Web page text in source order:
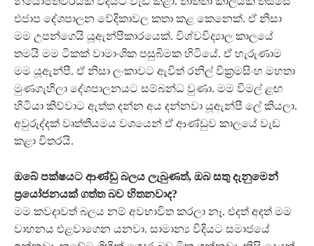
එජාප දේශපාලන වේදිකාවල කතා කළ කෙනෙක්. ඒ නිසා
මම උපන්ගෙයි යූඇන්පීකාරයෙක්. විශ්වවිද්‍යාල කාලයේ
තමයි මම ටිකක් වාමාංශික පසුබිමක හිටියේ. ඒ හැරුණාම
මම යූඇන්පී. ඒ නිසා ලංකාවට ඇවිත් රනිල් වික්‍රමසිංහ මහතා
මුණගැහිලා දේශපාලනයට සම්බන්ධ වුණා. මම විමල් ළඟ
හිටියා කිව්වාට ඇත්ත දන්න අය දන්නවා යූඇන්පී ලේ කියලා.
අවුරුද්දක් වෘත්තීයමය වශයෙන් ඒ ආණ්ඩුව කාලයේ වැඩ
කළා විතරයි.
ඔබේ පක්ෂයට ආණ්ඩු බලය ලැබුණත්, ඔබ සතු දැනුමෙන්
ප්‍රයෝජනයක් ගත්ත බව හිතනවාද?
මම කවදාවත් බලය නම් අවභාවිත කරලා නෑ. එදත් අදත් මම
වාහනය එළවාගෙන යනවා. සාමාන්‍ය විදියට සමාජයේ